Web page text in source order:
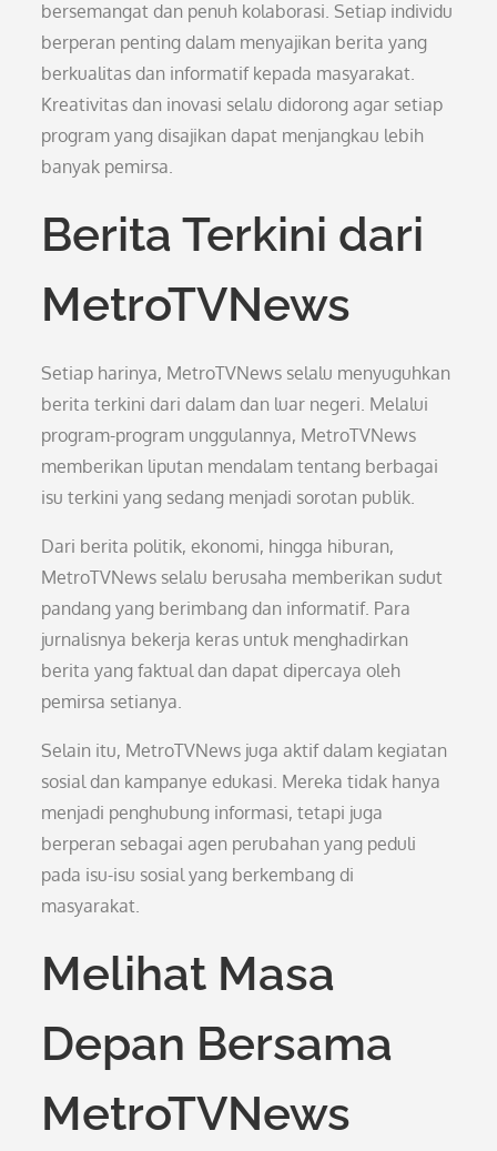
bersemangat dan penuh kolaborasi. Setiap individu
berperan penting dalam menyajikan berita yang
berkualitas dan informatif kepada masyarakat.
Kreativitas dan inovasi selalu didorong agar setiap
program yang disajikan dapat menjangkau lebih
banyak pemirsa.
Berita Terkini dari
MetroTVNews
Setiap harinya, MetroTVNews selalu menyuguhkan
berita terkini dari dalam dan luar negeri. Melalui
program-program unggulannya, MetroTVNews
memberikan liputan mendalam tentang berbagai
isu terkini yang sedang menjadi sorotan publik.
Dari berita politik, ekonomi, hingga hiburan,
MetroTVNews selalu berusaha memberikan sudut
pandang yang berimbang dan informatif. Para
jurnalisnya bekerja keras untuk menghadirkan
berita yang faktual dan dapat dipercaya oleh
pemirsa setianya.
Selain itu, MetroTVNews juga aktif dalam kegiatan
sosial dan kampanye edukasi. Mereka tidak hanya
menjadi penghubung informasi, tetapi juga
berperan sebagai agen perubahan yang peduli
pada isu-isu sosial yang berkembang di
masyarakat.
Melihat Masa
Depan Bersama
MetroTVNews